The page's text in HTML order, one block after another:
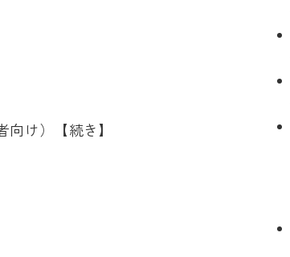
け）【続き】